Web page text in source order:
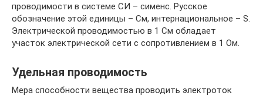
проводимости в системе СИ – сименс. Русское
обозначение этой единицы – См, интернациональное – S.
Электрической проводимостью в 1 См обладает
участок электрической сети с сопротивлением в 1 Ом.
Удельная проводимость
Мера способности вещества проводить электроток